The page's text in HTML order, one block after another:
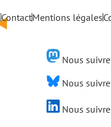
ContactMentions légales
Nous
Nous
Nous